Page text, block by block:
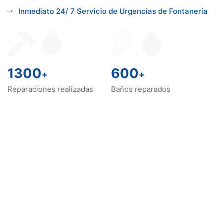
Inmediato 24/ 7 Servicio de Urgencias de Fontanería
1300+
Reparaciones realizadas
600+
Baños reparados